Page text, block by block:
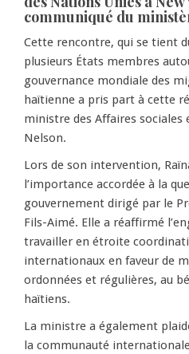
communiqué du
Cette rencontre, qui se tient
plusieurs États membres
gouvernance mondiale des
haïtienne a pris part à cette
ministre des Affaires sociales
Nelson.
Lors de son intervention,
l’importance accordée à la
gouvernement dirigé par le
Fils-Aimé. Elle a réaffirmé
travailler en étroite
internationaux en faveur de
ordonnées et régulières, au
haïtiens.
La ministre a également
la communauté